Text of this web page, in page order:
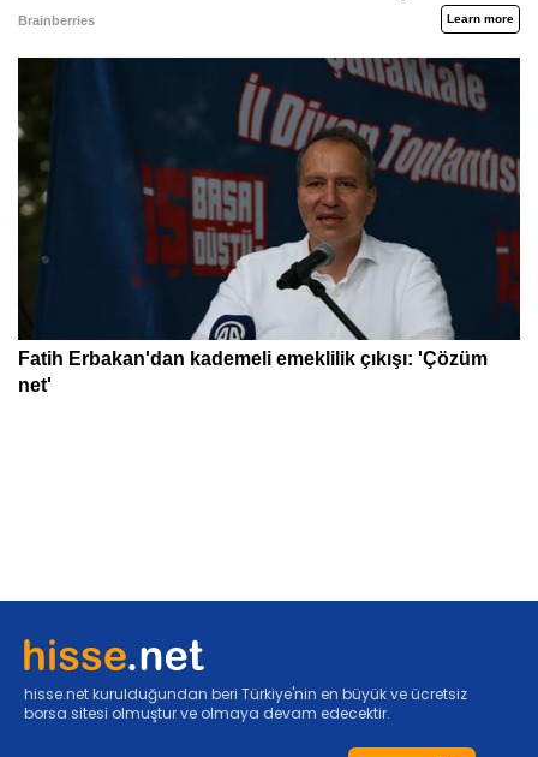
hisse.net kurulduğundan beri Türkiye'nin en büyük ve ücretsiz
borsa sitesi olmuştur ve olmaya devam edecektir.